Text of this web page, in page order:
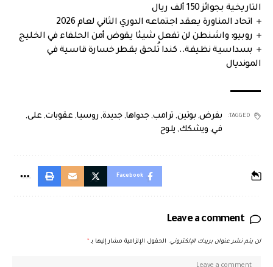
التاريخية بجوائز 150 ألف ريال
اتحاد المناورة يعقد اجتماعه الدوري الثاني لعام 2026
روبيو: واشنطن لن تفعل شيئا يقوض أمن الحلفاء في الخليج
بسداسية نظيفة.. كندا تُلحق بقطر خسارة قاسية في
المونديال
TAGGED: بفرض, بوتين, ترامب,جدواها,جديدة, روسيا, عقوبات, على,
في, ويشكك, يلوح
Facebook
Leave a comment
لن يتم نشر عنوان بريدك الإلكتروني. الحقول الإلزامية مشار إليها بـ *